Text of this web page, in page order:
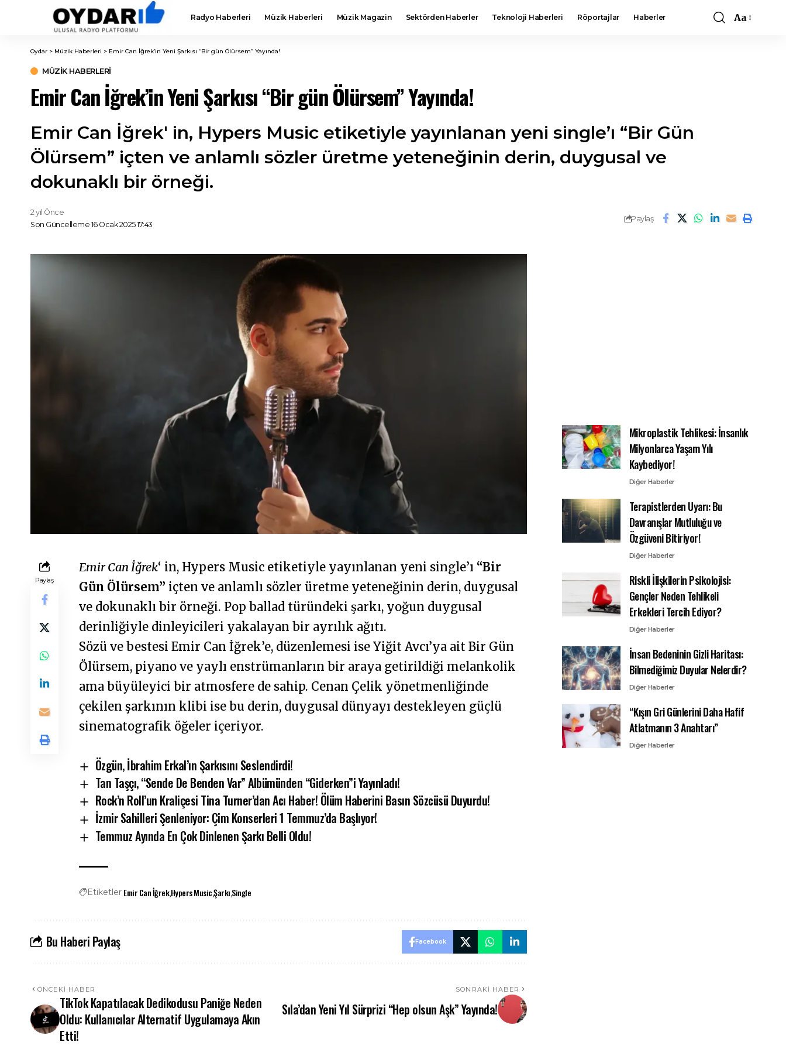
Radyo Haberleri Müzik Haberleri Müzik Magazin Sektörden Haberler Teknoloji Haberleri Röportajlar Haberler
Font
Aa
Oydar > Müzik Haberleri > Emir Can İğrek’in Yeni Şarkısı “Bir gün Ölürsem” Yayında!
MÜZIK HABERLERI
Emir Can İğrek’in Yeni Şarkısı “Bir gün Ölürsem” Yayında!
Emir Can İğrek' in, Hypers Music etiketiyle yayınlanan yeni single’ı “Bir Gün
Ölürsem” içten ve anlamlı sözler üretme yeteneğinin derin, duygusal ve
dokunaklı bir örneği.
Son Güncelleme 16 Ocak 2025 17:43
2 yıl Önce
Paylaş
Paylaş
Emir Can İğrek‘ in, Hypers Music etiketiyle yayınlanan yeni single’ı “Bir
Gün Ölürsem” içten ve anlamlı sözler üretme yeteneğinin derin, duygusal
ve dokunaklı bir örneği. Pop ballad türündeki şarkı, yoğun duygusal
derinliğiyle dinleyicileri yakalayan bir ayrılık ağıtı.
Sözü ve bestesi Emir Can İğrek’e, düzenlemesi ise Yiğit Avcı’ya ait Bir Gün
Ölürsem, piyano ve yaylı enstrümanların bir araya getirildiği melankolik
ama büyüleyici bir atmosfere de sahip. Cenan Çelik yönetmenliğinde
çekilen şarkının klibi ise bu derin, duygusal dünyayı destekleyen güçlü
sinematografik öğeler içeriyor.
Özgün, İbrahim Erkal’ın Şarkısını Seslendirdi!
Tan Taşçı, “Sende De Benden Var” Albümünden “Giderken”i Yayınladı!
Rock’n Roll’un Kraliçesi Tina Turner’dan Acı Haber! Ölüm Haberini Basın Sözcüsü Duyurdu!
İzmir Sahilleri Şenleniyor: Çim Konserleri 1 Temmuz’da Başlıyor!
Temmuz Ayında En Çok Dinlenen Şarkı Belli Oldu!
Etiketler Emir Can İğrekHypers MusicŞarkıSingle
Bu Haberi Paylaş Facebook
ÖNCEKI HABER
TikTok Kapatılacak Dedikodusu Paniğe Neden
Oldu: Kullanıcılar Alternatif Uygulamaya Akın
Etti!
SONRAKI HABER
Sıla’dan Yeni Yıl Sürprizi “Hep olsun Aşk” Yayında!
Mikroplastik Tehlikesi: İnsanlık
Milyonlarca Yaşam Yılı
Kaybediyor!
Diğer Haberler
Terapistlerden Uyarı: Bu
Davranışlar Mutluluğu ve
Özgüveni Bitiriyor!
Diğer Haberler
Riskli İlişkilerin Psikolojisi:
Gençler Neden Tehlikeli
Erkekleri Tercih Ediyor?
Diğer Haberler
İnsan Bedeninin Gizli Haritası:
Bilmediğimiz Duyular Nelerdir?
Diğer Haberler
“Kışın Gri Günlerini Daha Hafif
Atlatmanın 3 Anahtarı”
Diğer Haberler